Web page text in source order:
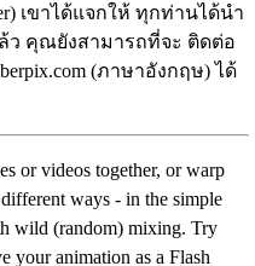
เขาได้แจกให้ ทุกท่านได้นำ
ว คุณยังสามารถที่จะ ติดต่อ
(ภาษาอังกฤษ) ได้
or videos together, or warp
ways - in the simple
wild (random) mixing. Try
your animation as a Flash